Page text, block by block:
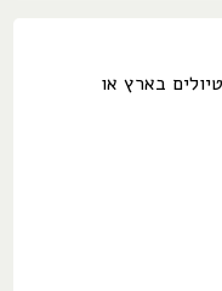
בארץ או